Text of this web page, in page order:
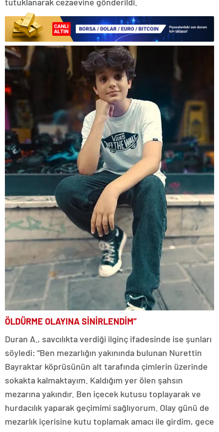
ÖLDÜRME OLAYINA SİNİRLENDİM”
Duran A., savcılıkta verdiği ilginç ifadesinde ise şunları
söyledi: “Ben mezarlığın yakınında bulunan Nurettin
Bayraktar köprüsünün alt tarafında çimlerin üzerinde
sokakta kalmaktayım. Kaldığım yer ölen şahsın
mezarına yakındır. Ben içecek kutusu toplayarak ve
hurdacılık yaparak geçimimi sağlıyorum. Olay günü de
mezarlık içerisine kutu toplamak amacı ile girdim, gece